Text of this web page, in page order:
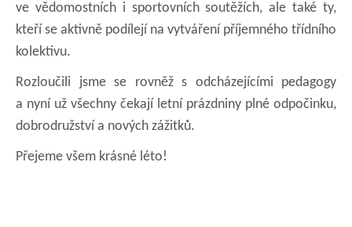
ve vědomostních i sportovních soutěžích, ale také ty,
kteří se aktivně podílejí na vytváření příjemného třídního
kolektivu.
Rozloučili jsme se rovněž s odcházejícími pedagogy
a nyní už všechny čekají letní prázdniny plné odpočinku,
dobrodružství a nových zážitků.
Přejeme všem krásné léto!